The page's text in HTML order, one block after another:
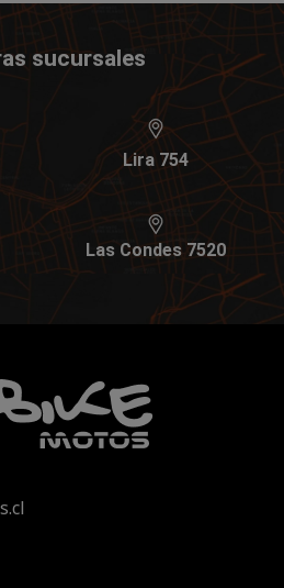
sucursales
Lira 754
Las Condes 7520